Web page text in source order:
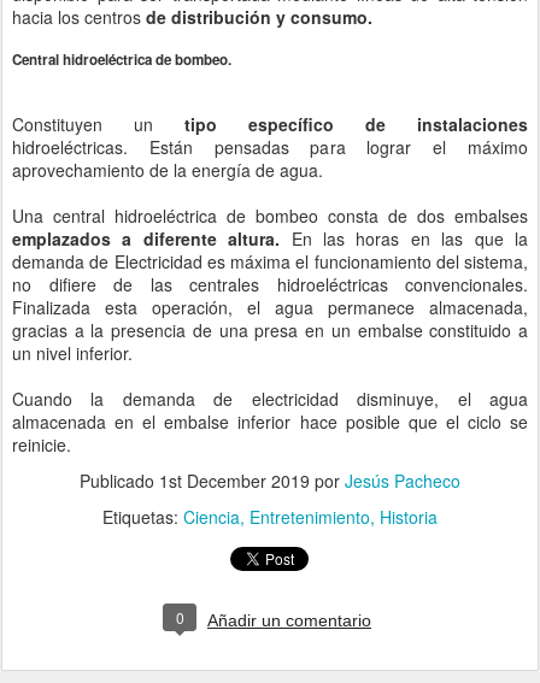
hacia los centros de distribución y consumo.
Central hidroeléctrica de bombeo.
Constituyen un tipo específico de instalaciones
hidroeléctricas. Están pensadas para lograr el máximo
aprovechamiento de la energía de agua.
Una central hidroeléctrica de bombeo consta de dos embalses
emplazados a diferente altura. En las horas en las que la
demanda de Electricidad es máxima el funcionamiento del sistema,
no difiere de las centrales hidroeléctricas convencionales.
Finalizada esta operación, el agua permanece almacenada,
gracias a la presencia de una presa en un embalse constituido a
un nivel inferior.
Cuando la demanda de electricidad disminuye, el agua
almacenada en el embalse inferior hace posible que el ciclo se
reinicie.
Publicado 1st December 2019 por Jesús Pacheco
Etiquetas: Ciencia Entretenimiento Historia
0 Añadir un comentario